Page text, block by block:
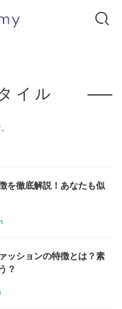
イル
を徹底解説！あなたも似
ッションの特徴とは？素
？